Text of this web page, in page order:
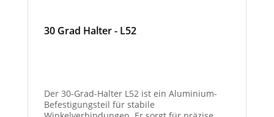
30 Grad Halter - L52
Der 30-Grad-Halter L52 ist ein Aluminium-
Befestigungsteil für stabile